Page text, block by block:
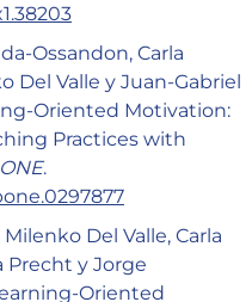
Ossandon, Carla
Del Valle y Juan-Gabriel
Oriented Motivation:
Practices with
.
Del Valle, Carla
Precht y Jorge
Oriented